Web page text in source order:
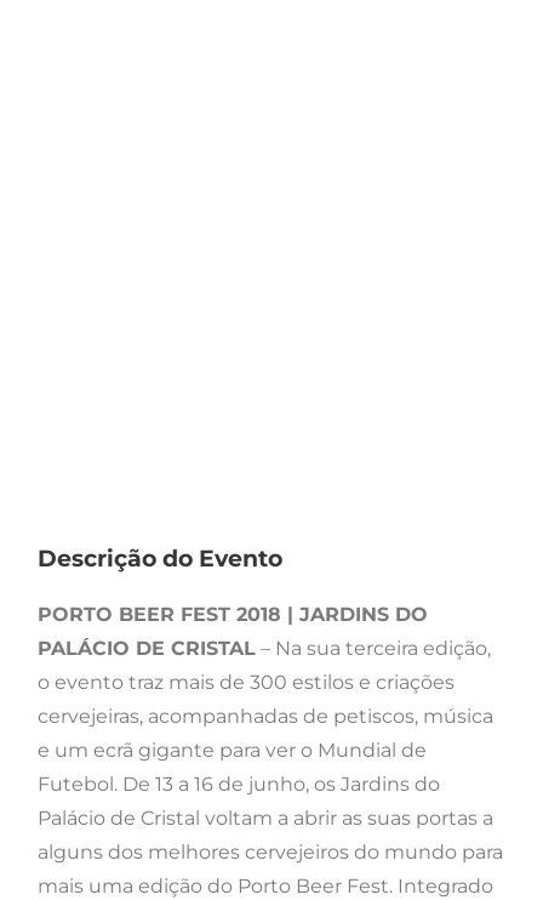
Descrição do Evento
PORTO BEER FEST 2018 | JARDINS DO
PALÁCIO DE CRISTAL – Na sua terceira edição,
o evento traz mais de 300 estilos e criações
cervejeiras, acompanhadas de petiscos, música
e um ecrã gigante para ver o Mundial de
Futebol. De 13 a 16 de junho, os Jardins do
Palácio de Cristal voltam a abrir as suas portas a
alguns dos melhores cervejeiros do mundo para
mais uma edição do Porto Beer Fest. Integrado